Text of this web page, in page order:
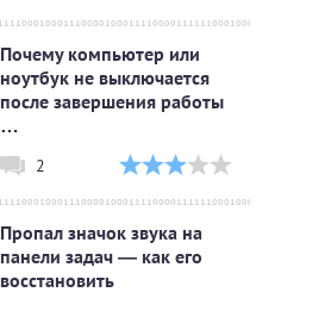
Почему компьютер или
ноутбук не выключается
после завершения работы
…
2
Пропал значок звука на
панели задач — как его
восстановить